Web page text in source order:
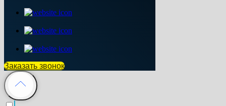
Заказать звонок